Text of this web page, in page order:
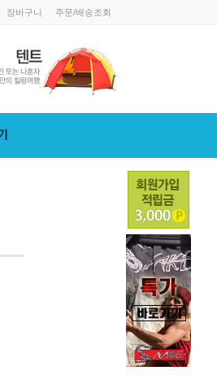
장바구니 주문/배송조회